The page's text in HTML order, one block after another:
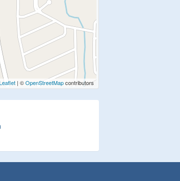
| ©OpenStreetMapcontributors